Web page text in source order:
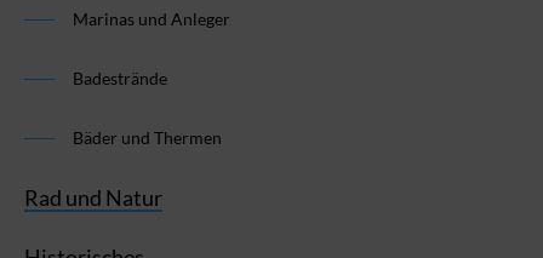
Marinas und Anleger
Badestrände
Bäder und Thermen
Rad und Natur